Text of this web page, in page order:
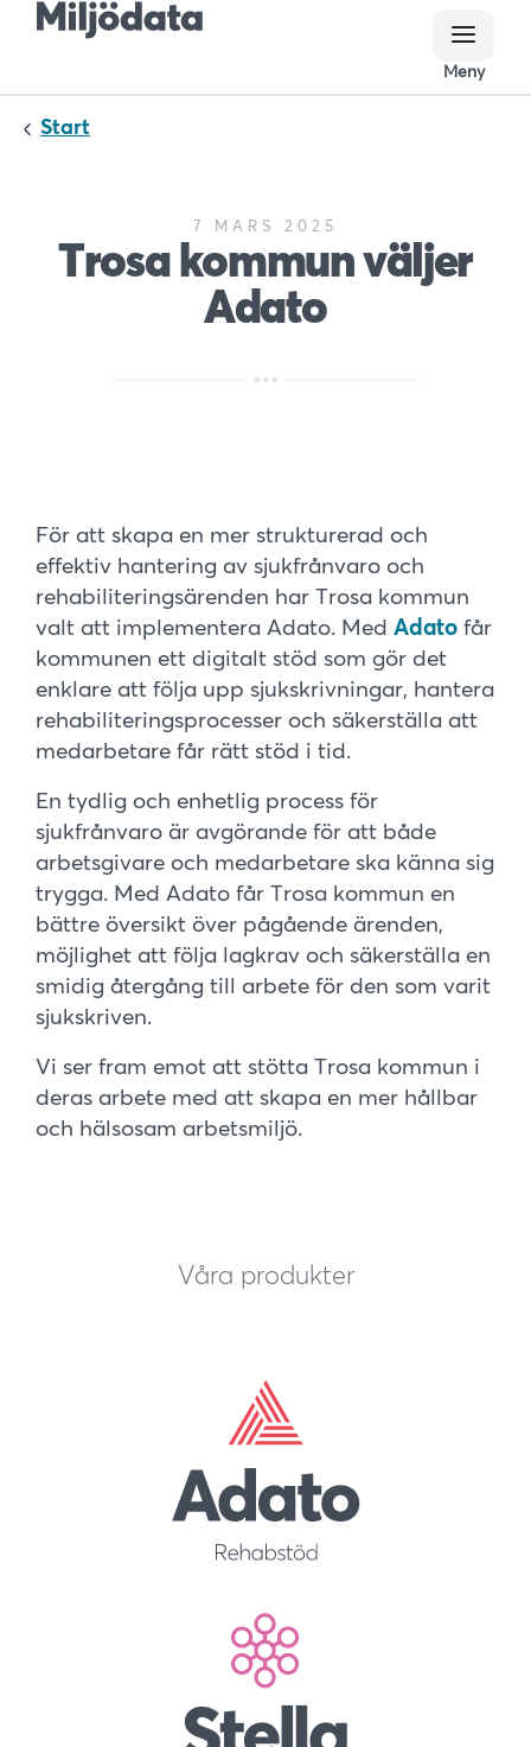
Meny
Start
7 MARS 2025
Trosa kommun väljer
Adato
För att skapa en mer strukturerad och
effektiv hantering av sjukfrånvaro och
rehabiliteringsärenden har Trosa kommun
valt att implementera Adato. Med Adato får
kommunen ett digitalt stöd som gör det
enklare att följa upp sjukskrivningar, hantera
rehabiliteringsprocesser och säkerställa att
medarbetare får rätt stöd i tid.
En tydlig och enhetlig process för
sjukfrånvaro är avgörande för att både
arbetsgivare och medarbetare ska känna sig
trygga. Med Adato får Trosa kommun en
bättre översikt över pågående ärenden,
möjlighet att följa lagkrav och säkerställa en
smidig återgång till arbete för den som varit
sjukskriven.
Vi ser fram emot att stötta Trosa kommun i
deras arbete med att skapa en mer hållbar
och hälsosam arbetsmiljö.
Våra produkter